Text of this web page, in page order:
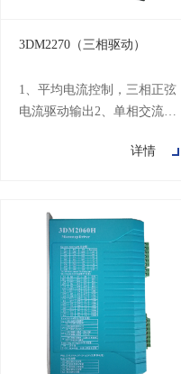
3DM2270（三相驱动）
1、平均电流控制，三相正弦
电流驱动输出2、单相交流80
号输入/输出4、有过压、欠
动半流功能6、八档输出相电
流设置7、相位记忆功能（保
持电机断电位置不变）8、具
有脱机命令输入端子9、电机
的扭矩与它的转速有关10、
高启动转速
详情